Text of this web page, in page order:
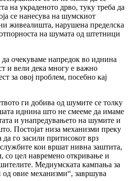
на украденото дрво, туку треба да
се нанесува на шумскиот
живеалишта, нарушена пределска
на шумата од штетници
очекуваме напредок во иднина
и вели дека многу е важно
за овој проблем, посебно кај
ги добива од шумите се толку
иднина што не смееме да имаме
и унапредувањето на шумите и
Постојат низа механизми преку
го засили притисокот врз
кои вршат нивна заштита,
со цел навремено откривање и
Медиумската кампања за
од овие механизми“, завршува